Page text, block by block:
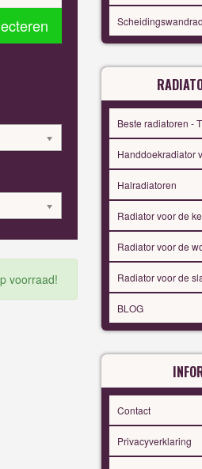
voorraad!
Beste radiatoren -
Handdoekradiator
Halradiatoren
Radiator voor de
Radiator voor de
Radiator voor de
BLOG
Contact
Privacyverklaring